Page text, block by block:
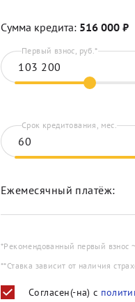
Сумма кредита: 516 000 ₽
Первый взнос, руб.*
Срок кредитования, мес.
Ежемесячный платёж:
*Рекомендованный первый взнос
**Ставка зависит от наличия
Согласен(-на) с